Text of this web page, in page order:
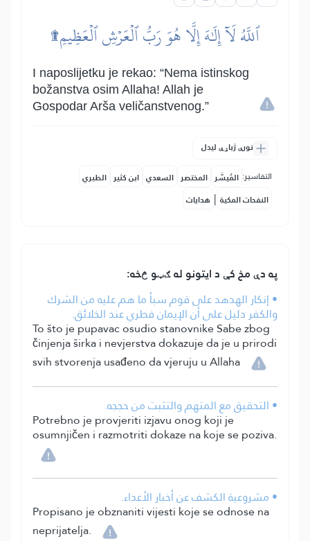
ٱللَّهُ لَآ إِلَٰهَ إِلَّا هُوَ رَبُّ ٱلۡعَرۡشِ ٱلۡعَظِيمِ۩
I naposlijetku je rekao: “Nema istinskog
božanstva osim Allaha! Allah je
Gospodar Arša veličanstvenog.”
نورې ژباړې لیدل
التفاسير: المُيسَّر المختصر السعدي ابن كثير الطبري
النفحات المكية | هدايات
په دې مخ کې د ایتونو له ګټو څخه:
• إنكار الهدهد على قوم سبأ ما هم عليه من الشرك
والكفر دليل على أن الإيمان فطري عند الخلائق.
To što je pupavac osudio stanovnike Sabe zbog
činjenja širka i nevjerstva dokazuje da je u prirodi
svih stvorenja usađeno da vjeruju u Allaha
• التحقيق مع المتهم والتثبت من حججه.
Potrebno je provjeriti izjavu onog koji je
osumnjičen i razmotriti dokaze na koje se poziva.
• مشروعية الكشف عن أخبار الأعداء.
Propisano je obznaniti vijesti koje se odnose na
neprijatelja.